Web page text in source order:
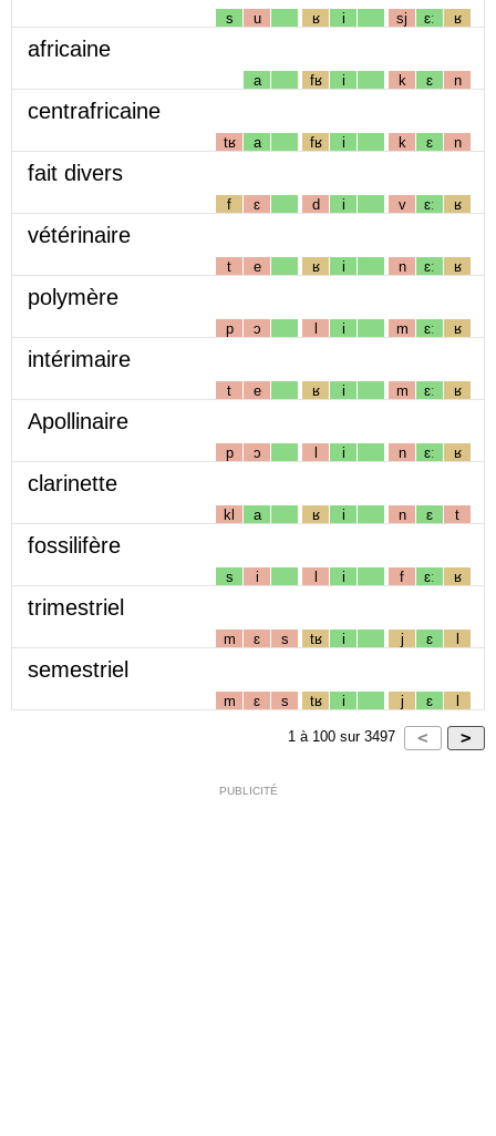
s u ʁ i sj ɛː ʁ
africaine
a fʁ i k ɛ n
centrafricaine
tʁ a fʁ i k ɛ n
fait divers
f ɛ d i v ɛː ʁ
vétérinaire
t e ʁ i n ɛː ʁ
polymère
p ɔ l i m ɛː ʁ
intérimaire
t e ʁ i m ɛː ʁ
Apollinaire
p ɔ l i n ɛː ʁ
clarinette
kl a ʁ i n ɛ t
fossilifère
s i l i f ɛː ʁ
trimestriel
m ɛ s tʁ i j ɛ l
semestriel
m ɛ s tʁ i j ɛ l
1 à 100 sur 3497
PUBLICITÉ